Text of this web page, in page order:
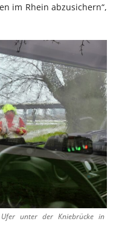
im Rhein abzusichern“,
unter der Kniebrücke in